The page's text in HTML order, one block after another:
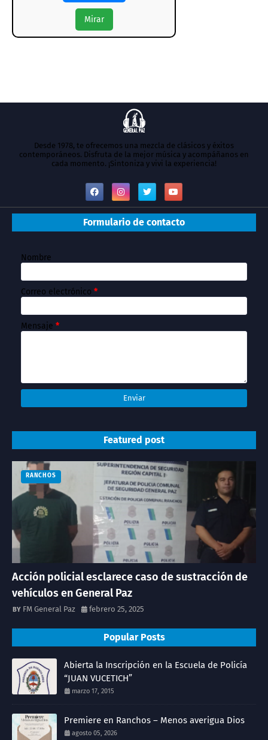
Mirar
Desde 1978, te ofrecemos una mezcla de clásicos y éxitos
contemporáneos. Disfruta de la mejor música y acompáñanos en
cada momento. ¡Sintoniza y vivi la experiencia!
Formulario de contacto
Nombre
Correo electrónico *
Mensaje *
Featured post
RANCHOS
Acción policial esclarece caso de sustracción de
vehículos en General Paz
FM General Paz febrero 25, 2025
Popular Posts
Abierta la Inscripción en la Escuela de Policía
“JUAN VUCETICH”
marzo 17, 2015
Premiere en Ranchos – Menos averigua Dios
agosto 05, 2026